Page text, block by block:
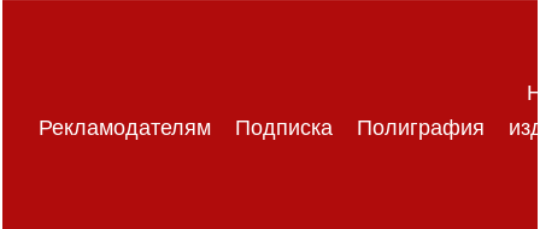
Рекламодателям Подписка Полиграфия